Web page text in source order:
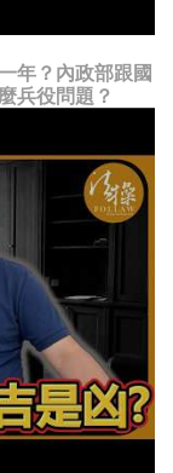
年？內政部跟國
兵役問題？